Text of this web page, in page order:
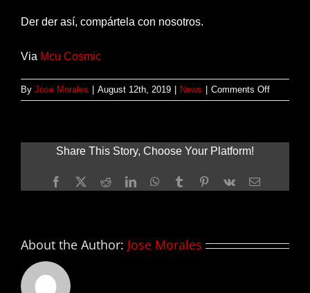
Der der así, compártela con nosotros.
Via Mcu Cosmic
By Jose Morales August 12th, 2019 News Comments Offon
LOKI
históricos
Disney
Share This Story, Choose Your Platform!
Facebook
X RedditLinkedInWhatsApp
TumblrPinterest
Vk Email
About the Author: Jose Morales